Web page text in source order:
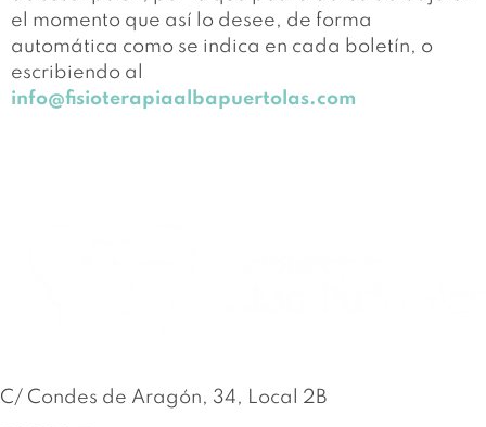
el momento que así lo desee, de forma
automática como se indica en cada boletín, o
escribiendo al
info@fisioterapiaalbapuertolas.com
C/ Condes de Aragón, 34, Local 2B